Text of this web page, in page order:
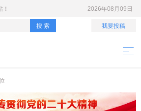
！ 2026年08月09日
搜 索 我要投稿